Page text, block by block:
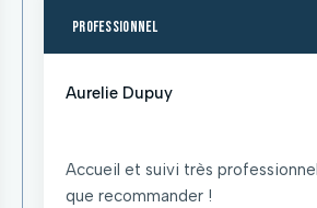
professionnel
Aurelie Dupuy
Accueil et suivi très
que recommander !